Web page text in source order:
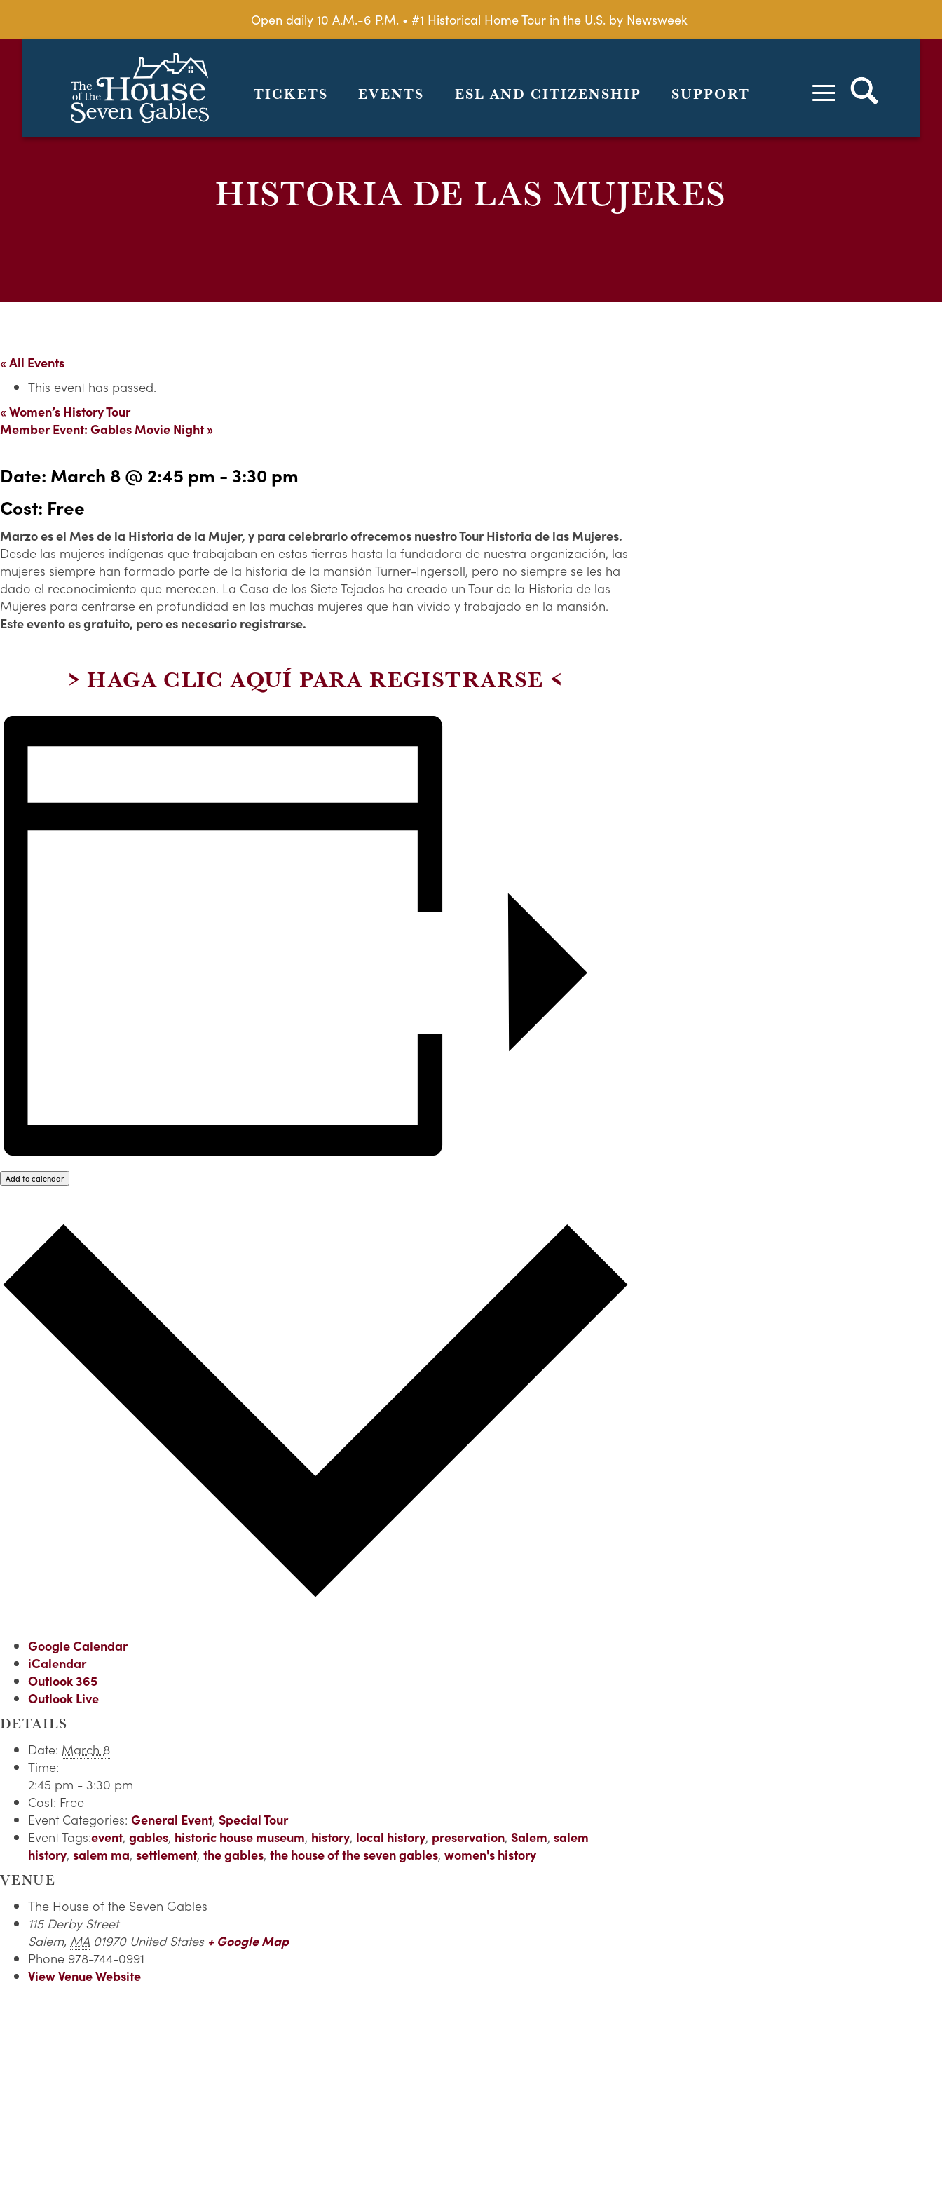
Open daily 10 A.M.-6 P.M. • #1 Historical Home Tour in the U.S. by Newsweek
TICKETS EVENTS ESL AND CITIZENSHIP SUPPORT
HISTORIA DE LAS MUJERES
« All Events
This event has passed.
«Women’s History Tour
Member Event: Gables Movie Night»
Date: March 8 @ 2:45 pm - 3:30 pm
Cost: Free
Marzo es el Mes de la Historia de la Mujer, y para celebrarlo ofrecemos nuestro Tour Historia de las Mujeres.
Desde las mujeres indígenas que trabajaban en estas tierras hasta la fundadora de nuestra organización, las
mujeres siempre han formado parte de la historia de la mansión Turner-Ingersoll, pero no siempre se les ha
dado el reconocimiento que merecen. La Casa de los Siete Tejados ha creado un Tour de la Historia de las
Mujeres para centrarse en profundidad en las muchas mujeres que han vivido y trabajado en la mansión.
Este evento es gratuito, pero es necesario registrarse.
> HAGA CLIC AQUÍ PARA REGISTRARSE <
Add to calendar
Google Calendar
iCalendar
Outlook 365
Outlook Live
DETAILS
Date: March 8
Time:
2:45 pm - 3:30 pm
Cost: Free
Event Categories: General Event, Special Tour
Event Tags:event, gables, historic house museum, history, local history, preservation, Salem, salem
history, salem ma, settlement, the gables, the house of the seven gables, women's history
VENUE
The House of the Seven Gables
115 Derby Street
Salem, MA 01970 United States + Google Map
Phone 978-744-0991
View Venue Website